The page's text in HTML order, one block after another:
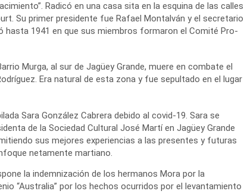
Radicó en una casa sita en la esquina de las calles
Su primer presidente fue Rafael Montalván y el secretario
hasta 1941 en que sus miembros formaron el Comité Pro-
Murga, al sur de Jagüey Grande, muere en combate el
Era natural de esta zona y fue sepultado en el lugar
Sara González Cabrera debido al covid-19. Sara se
de la Sociedad Cultural José Martí en Jagüey Grande
sus mejores experiencias a las presentes y futuras
netamente martiano.
la indemnización de los hermanos Mora por la
“Australia” por los hechos ocurridos por el levantamiento